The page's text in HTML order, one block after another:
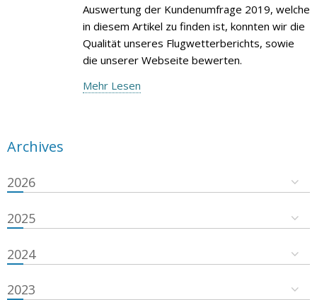
Auswertung der Kundenumfrage 2019, welche
in diesem Artikel zu finden ist, konnten wir die
Qualität unseres Flugwetterberichts, sowie
die unserer Webseite bewerten.
Mehr Lesen
Archives
2026
2025
2024
2023